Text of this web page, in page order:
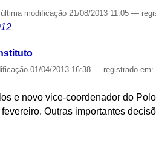
última modificação 21/08/2013 11:05—
01/04/2013 16:38— registrado em:
e novo vice-coordenador do
Outras importantes